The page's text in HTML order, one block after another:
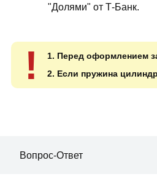
"Долями" от Т-Банк.
!
1. Перед оформлением
2. Если пружина
Вопрос-Ответ